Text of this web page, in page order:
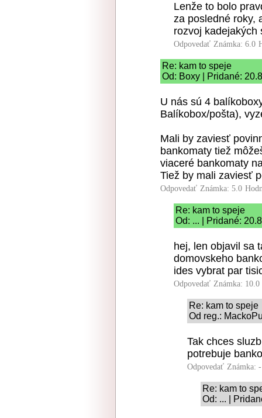
Lenže to bolo
za posledné roky,
rozvoj kadejakých
Odpovedať Známka: 6.0
Re: kam to speje
Od: Boxy | Pridané:
U nás sú 4
Balíkobox/pošta),
Mali by zaviesť
bankomaty tiež
viaceré bankomaty
Tiež by mali zaviesť
Odpovedať Známka: 5.0
Re: kam to speje
Od: ... | Pridané:
hej, len objavil sa
domovskeho
ides vybrat par
Odpovedať Známka: 10.0
Re: kam to speje
Od reg.:
Tak chces
potrebuje
Odpovedať Známka:
Re: kam to
Od: ... |